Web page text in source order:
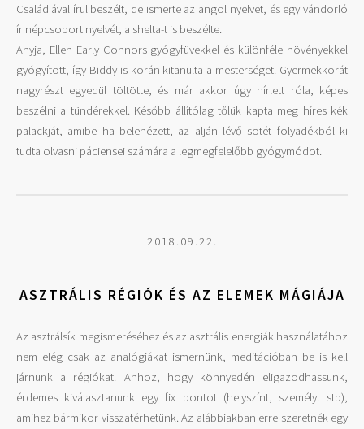
Családjával írül beszélt, de ismerte az angol nyelvet, és egy vándorló
ír népcsoport nyelvét, a shelta-t is beszélte.
Anyja, Ellen Early Connors gyógyfüvekkel és különféle növényekkel
gyógyított, így Biddy is korán kitanulta a mesterséget. Gyermekkorát
nagyrészt egyedül töltötte, és már akkor úgy hírlett róla, képes
beszélni a tündérekkel. Később állítólag tőlük kapta meg híres kék
palackját, amibe ha belenézett, az alján lévő sötét folyadékból ki
tudta olvasni páciensei számára a legmegfelelőbb gyógymódot.
2018.09.22.
ASZTRÁLIS RÉGIÓK ÉS AZ ELEMEK MÁGIÁJA
Az asztrálsík megismeréséhez és az asztrális energiák használatához
nem elég csak az analógiákat ismernünk, meditációban be is kell
járnunk a régiókat. Ahhoz, hogy könnyedén eligazodhassunk,
érdemes kiválasztanunk egy fix pontot (helyszínt, személyt stb),
amihez bármikor visszatérhetünk. Az alábbiakban erre szeretnék egy